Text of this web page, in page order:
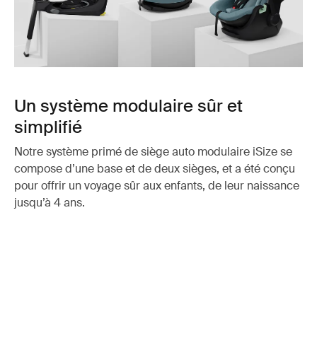
Un système modulaire sûr et
simplifié
Notre système primé de siège auto modulaire iSize se
compose d’une base et de deux sièges, et a été conçu
pour offrir un voyage sûr aux enfants, de leur naissance
jusqu’à 4 ans.